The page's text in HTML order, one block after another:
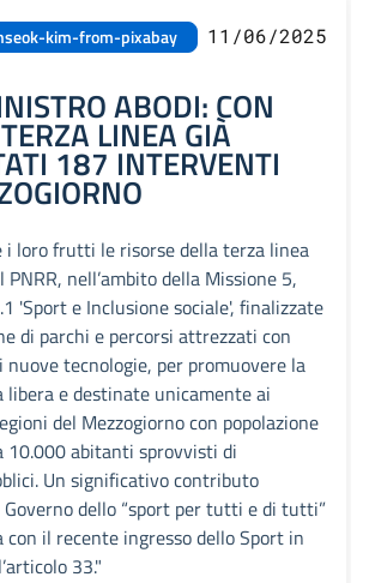
kim-from-pixabay 11/06/2025
ABODI: CON
LINEA GIÀ
187 INTERVENTI
i loro frutti le risorse della terza linea
PNRR, nell’ambito della Missione 5,
'Sport e Inclusione sociale', finalizzate
di parchi e percorsi attrezzati con
nuove tecnologie, per promuovere la
libera e destinate unicamente ai
del Mezzogiorno con popolazione
10.000 abitanti sprovvisti di
Un significativo contributo
Governo dello “sport per tutti e di tutti”
con il recente ingresso dello Sport in
33."